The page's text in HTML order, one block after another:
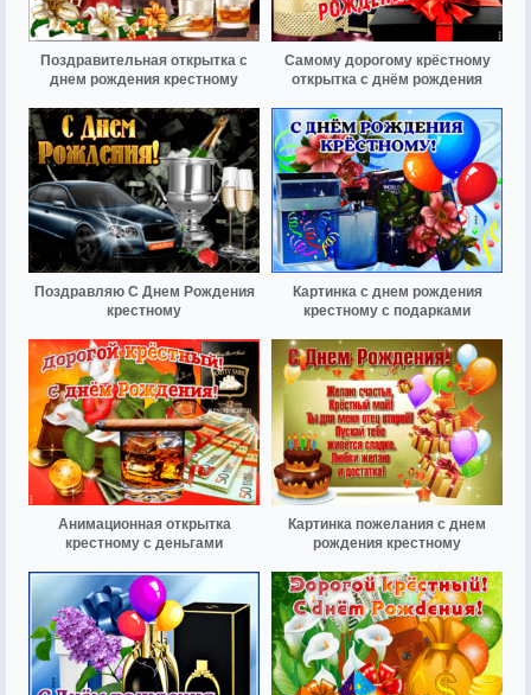
Поздравительная открытка с
днем рождения крестному
Самому дорогому крёстному
открытка с днём рождения
Поздравляю С Днем Рождения
крестному
Картинка с днем рождения
крестному с подарками
Анимационная открытка
крестному с деньгами
Картинка пожелания с днем
рождения крестному